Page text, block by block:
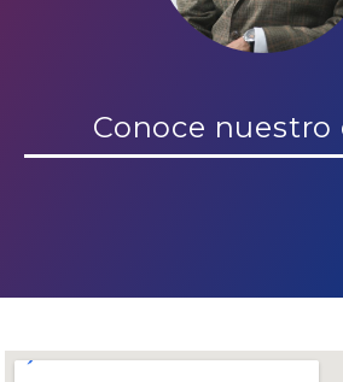
Conoce nuestro